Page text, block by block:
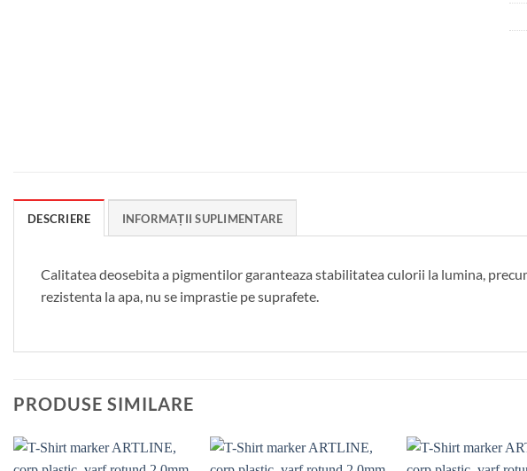
DESCRIERE INFORMAȚII SUPLIMENTARE
Calitatea deosebita a pigmentilor garanteaza stabilitatea culorii la lumina,
rezistenta la apa, nu se imprastie pe suprafete.
PRODUSE SIMILARE